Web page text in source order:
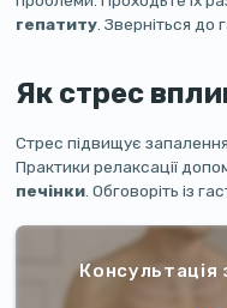
гепатиту . Зверніться до
Як стрес
Стрес підвищує
Практики релаксації
печінки . Обговоріть із
Консультація